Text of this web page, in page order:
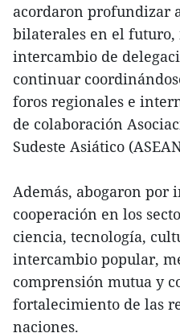
acordaron profundizar
bilaterales en el
intercambio de
continuar
foros regionales e
de colaboración
Sudeste Asiático
Además, abogaron por
cooperación en los
ciencia, tecnología,
intercambio popular,
comprensión mutua y
fortalecimiento de las
naciones.